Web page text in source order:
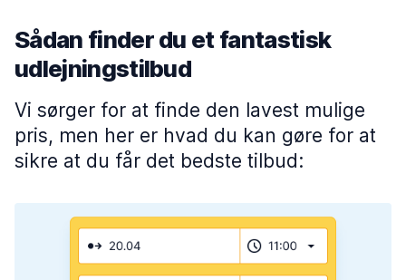
Sådan finder du et fantastisk
udlejningstilbud
Vi sørger for at finde den lavest mulige
pris, men her er hvad du kan gøre for at
sikre at du får det bedste tilbud: